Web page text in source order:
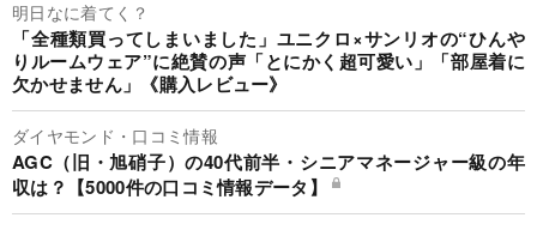
明日なに着てく？
「全種類買ってしまいました」ユニクロ×サンリオの“ひんや
りルームウェア”に絶賛の声「とにかく超可愛い」「部屋着に
欠かせません」《購入レビュー》
ダイヤモンド・口コミ情報
AGC（旧・旭硝子）の40代前半・シニアマネージャー級の年
収は？【5000件の口コミ情報データ】